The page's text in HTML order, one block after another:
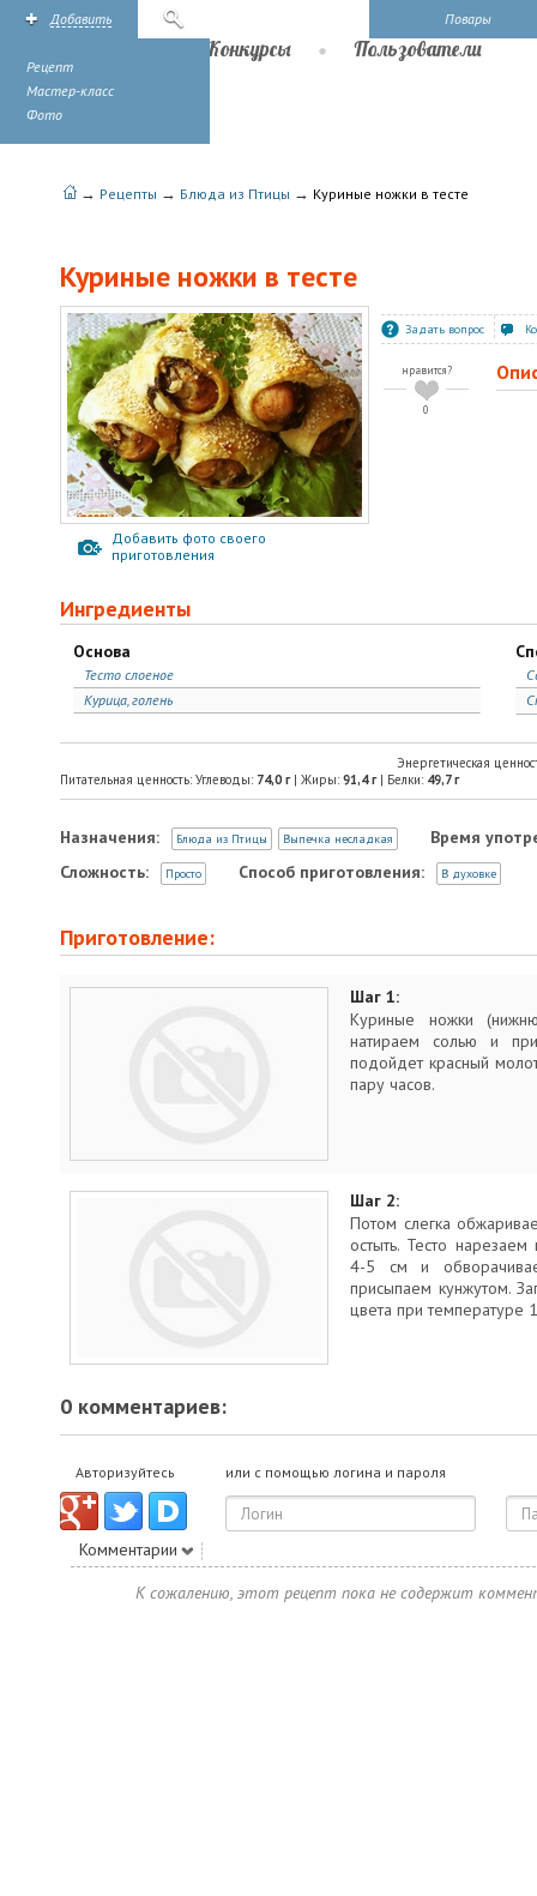
Повары
Добавить
Рецепт
Мастер-класс
Фото
Конкурсы Пользователи
→ Рецепты → Блюда из Птицы → Куриные ножки в тесте
Куриные ножки в тесте
Добавить фото своего
приготовления
Задать вопрос
нравится?
0
Ингредиенты
Основа
Тесто слоеное
Курица, голень
Энергетическая
Питательная ценность: Углеводы: 74,0 г| Жиры: 91,4г| Белки: 49,7г
Назначения: Блюда из Птицы Выпечка несладкая
Время
Сложность:
Просто Способ приготовления: В духовке
Приготовление:
Шаг 1:
Куриные ножки
натираем солью и
подойдет красный
пару часов.
Шаг 2:
Потом слегка
остыть. Тесто нарезаем
4-5 см и
присыпаем кунжутом.
цвета при температуре
0 комментариев:
Авторизуйтесь или с помощью логина и пароля
Комментарии
К сожалению, этот рецепт пока не содержит